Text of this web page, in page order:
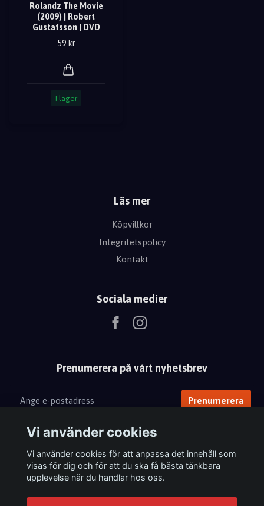
Rolandz The Movie
(2009) | Robert
Gustafsson | DVD
59 kr
I lager
Läs mer
Köpvillkor
Integritetspolicy
Kontakt
Sociala medier
Prenumerera på vårt nyhetsbrev
Prenumerera
Vi använder cookies
Vi använder cookies för att anpassa det innehåll som
visas för dig och för att du ska få bästa tänkbara
upplevelse när du handlar hos oss.